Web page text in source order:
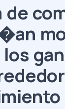
de